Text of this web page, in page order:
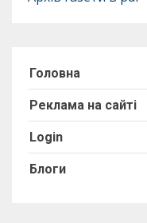
Головна
Реклама на сайті
Login
Блоги